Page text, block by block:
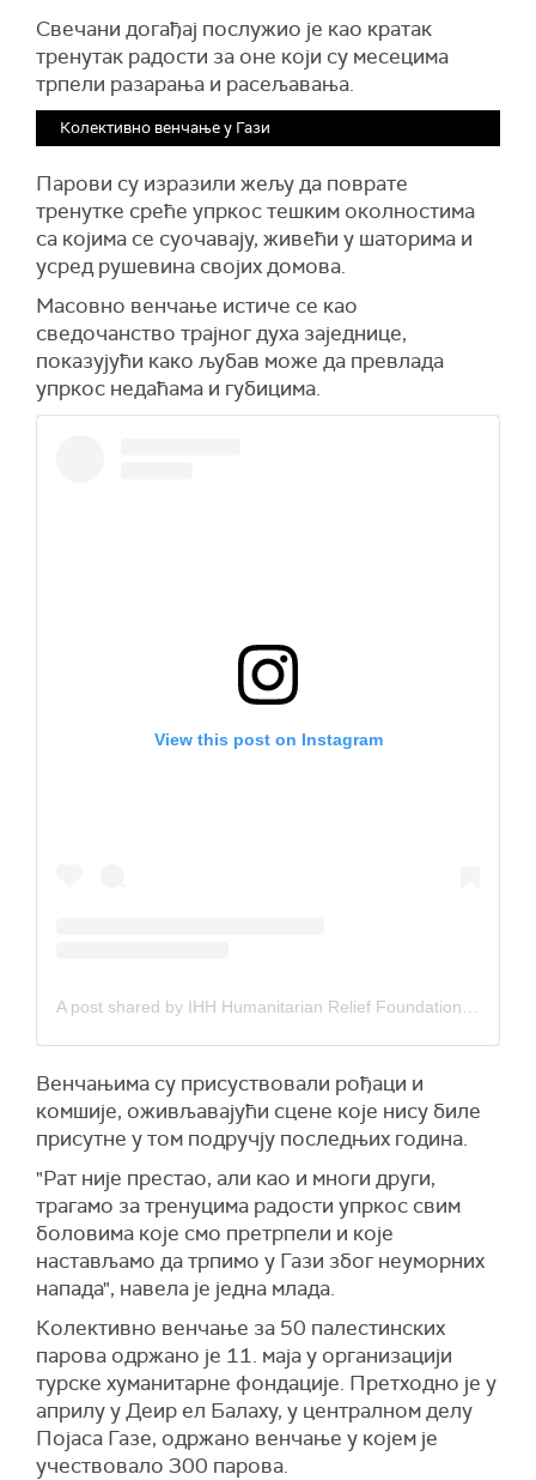
Свечани догађај послужио је као кратак
тренутак радости за оне који су месецима
трпели разарања и расељавања.
Колективно венчање у Гази
Парови су изразили жељу да поврате
тренутке среће упркос тешким околностима
са којима се суочавају, живећи у шаторима и
усред рушевина својих домова.
Масовно венчање истиче се као
сведочанство трајног духа заједнице,
показујући како љубав може да превлада
упркос недаћама и губицима.
View this post on Instagram
Венчањима су присуствовали рођаци и
комшије, оживљавајући сцене које нису биле
присутне у том подручју последњих година.
"Рат није престао, али као и многи други,
трагамо за тренуцима радости упркос свим
боловима које смо претрпели и које
настављамо да трпимо у Гази због неуморних
напада", навела је једна млада.
Колективно венчање за 50 палестинских
парова одржано је 11. маја у организацији
турске хуманитарне фондације. Претходно је у
априлу у Деир ел Балаху, у централном делу
Појаса Газе, одржано венчање у којем је
учествовало 300 парова.